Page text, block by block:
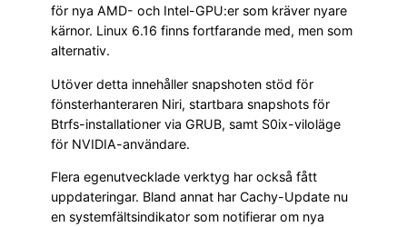
för nya AMD- och Intel-GPU:er som kräver nyare
kärnor. Linux 6.16 finns fortfarande med, men som
alternativ.
Utöver detta innehåller snapshoten stöd för
fönsterhanteraren Niri, startbara snapshots för
Btrfs-installationer via GRUB, samt S0ix-viloläge
för NVIDIA-användare.
Flera egenutvecklade verktyg har också fått
uppdateringar. Bland annat har Cachy-Update nu
en systemfältsindikator som notifierar om nya